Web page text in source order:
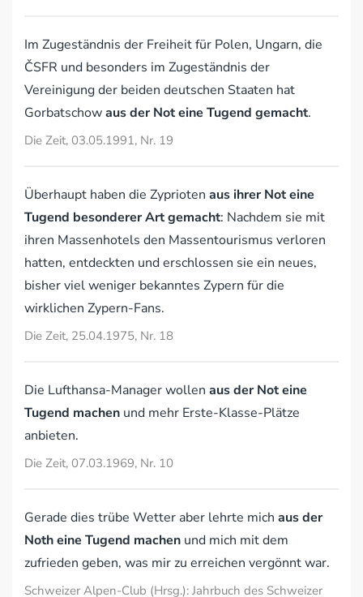
Im Zugeständnis der Freiheit für Polen, Ungarn, die
ČSFR und besonders im Zugeständnis der
Vereinigung der beiden deutschen Staaten hat
Gorbatschowaus der Not eine Tugend gemacht.
Die Zeit, 03.05.1991, Nr. 19
Überhaupt haben die Zyprioten aus ihrer Not eine
Tugend besonderer Art gemacht: Nachdem sie mit
ihren Massenhotels den Massentourismus verloren
hatten, entdeckten und erschlossen sie ein neues,
bisher viel weniger bekanntes Zypern für die
wirklichen Zypern-Fans.
Die Zeit, 25.04.1975, Nr. 18
Die Lufthansa-Manager wollen aus der Not eine
Tugend machen und mehr Erste-Klasse-Plätze
anbieten.
Die Zeit, 07.03.1969, Nr. 10
Gerade dies trübe Wetter aber lehrte mich aus der
Noth eine Tugend machen und mich mit dem
zufrieden geben, was mir zu erreichen vergönnt war.
Schweizer Alpen-Club (Hrsg.): Jahrbuch des Schweizer